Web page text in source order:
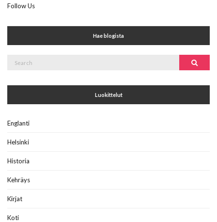
Follow Us
Hae blogista
Search
Luokittelut
Englanti
Helsinki
Historia
Kehräys
Kirjat
Koti